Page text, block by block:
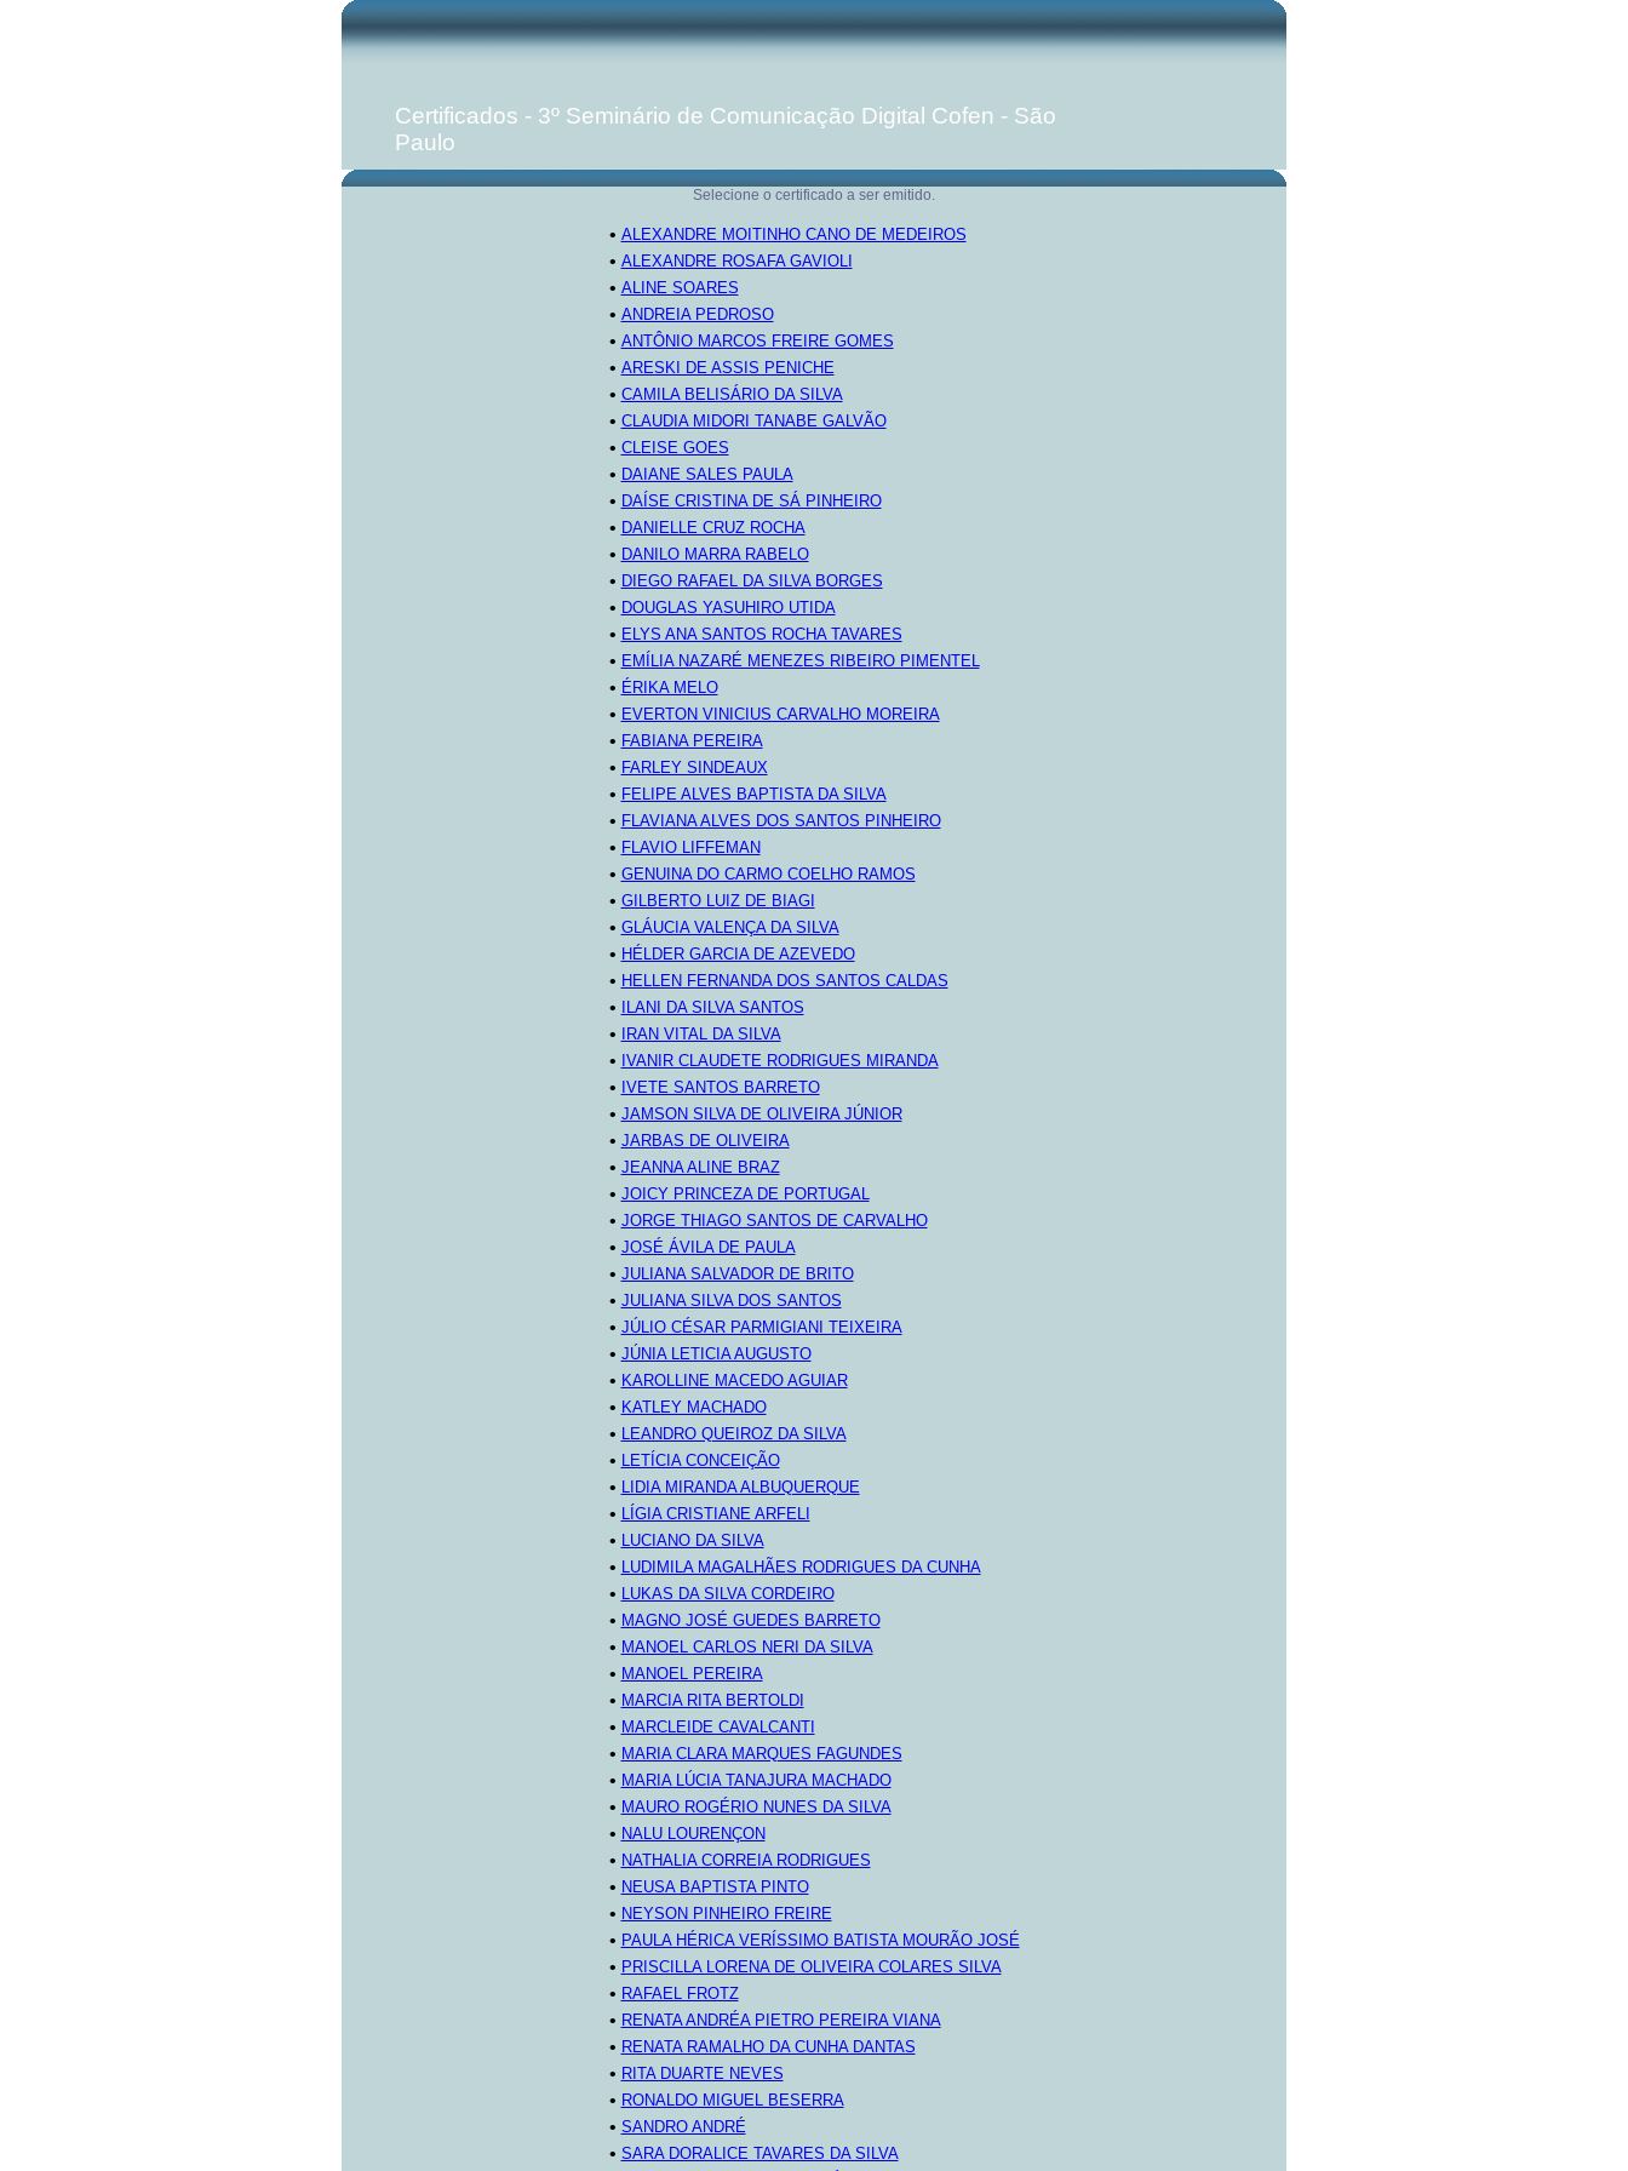
Certificados - 3º Seminário de Comunicação Digital Cofen - São
Paulo
Selecione o certificado a ser emitido.
• ALEXANDRE MOITINHO CANO DE MEDEIROS
• ALEXANDRE ROSAFA GAVIOLI
• ALINE SOARES
• ANDREIA PEDROSO
• ANTÔNIO MARCOS FREIRE GOMES
• ARESKI DE ASSIS PENICHE
• CAMILA BELISÁRIO DA SILVA
• CLAUDIA MIDORI TANABE GALVÃO
• CLEISE GOES
• DAIANE SALES PAULA
• DAÍSE CRISTINA DE SÁ PINHEIRO
• DANIELLE CRUZ ROCHA
• DANILO MARRA RABELO
• DIEGO RAFAEL DA SILVA BORGES
• DOUGLAS YASUHIRO UTIDA
• ELYS ANA SANTOS ROCHA TAVARES
• EMÍLIA NAZARÉ MENEZES RIBEIRO PIMENTEL
• ÉRIKA MELO
• EVERTON VINICIUS CARVALHO MOREIRA
• FABIANA PEREIRA
• FARLEY SINDEAUX
• FELIPE ALVES BAPTISTA DA SILVA
• FLAVIANA ALVES DOS SANTOS PINHEIRO
• FLAVIO LIFFEMAN
• GENUINA DO CARMO COELHO RAMOS
• GILBERTO LUIZ DE BIAGI
• GLÁUCIA VALENÇA DA SILVA
• HÉLDER GARCIA DE AZEVEDO
• HELLEN FERNANDA DOS SANTOS CALDAS
• ILANI DA SILVA SANTOS
• IRAN VITAL DA SILVA
• IVANIR CLAUDETE RODRIGUES MIRANDA
• IVETE SANTOS BARRETO
• JAMSON SILVA DE OLIVEIRA JÚNIOR
• JARBAS DE OLIVEIRA
• JEANNA ALINE BRAZ
• JOICY PRINCEZA DE PORTUGAL
• JORGE THIAGO SANTOS DE CARVALHO
• JOSÉ ÁVILA DE PAULA
• JULIANA SALVADOR DE BRITO
• JULIANA SILVA DOS SANTOS
• JÚLIO CÉSAR PARMIGIANI TEIXEIRA
• JÚNIA LETICIA AUGUSTO
• KAROLLINE MACEDO AGUIAR
• KATLEY MACHADO
• LEANDRO QUEIROZ DA SILVA
• LETÍCIA CONCEIÇÃO
• LIDIA MIRANDA ALBUQUERQUE
• LÍGIA CRISTIANE ARFELI
• LUCIANO DA SILVA
• LUDIMILA MAGALHÃES RODRIGUES DA CUNHA
• LUKAS DA SILVA CORDEIRO
• MAGNO JOSÉ GUEDES BARRETO
• MANOEL CARLOS NERI DA SILVA
• MANOEL PEREIRA
• MARCIA RITA BERTOLDI
• MARCLEIDE CAVALCANTI
• MARIA CLARA MARQUES FAGUNDES
• MARIA LÚCIA TANAJURA MACHADO
• MAURO ROGÉRIO NUNES DA SILVA
• NALU LOURENÇON
• NATHALIA CORREIA RODRIGUES
• NEUSA BAPTISTA PINTO
• NEYSON PINHEIRO FREIRE
• PAULA HÉRICA VERÍSSIMO BATISTA MOURÃO JOSÉ
• PRISCILLA LORENA DE OLIVEIRA COLARES SILVA
• RAFAEL FROTZ
• RENATA ANDRÉA PIETRO PEREIRA VIANA
• RENATA RAMALHO DA CUNHA DANTAS
• RITA DUARTE NEVES
• RONALDO MIGUEL BESERRA
• SANDRO ANDRÉ
• SARA DORALICE TAVARES DA SILVA